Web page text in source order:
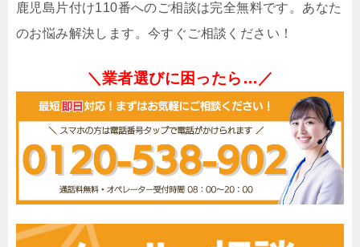
鹿児島片付け110番へのご相談は完全無料です。あなた
のお悩み解決します。今すぐご相談ください！
＼業者選びに困ったら…／